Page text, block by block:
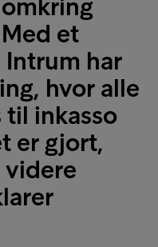
et
har
hvor alle
til inkasso
er gjort,